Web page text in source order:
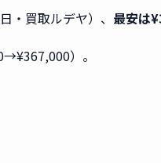
・買取ルデヤ）、 最安は
）。